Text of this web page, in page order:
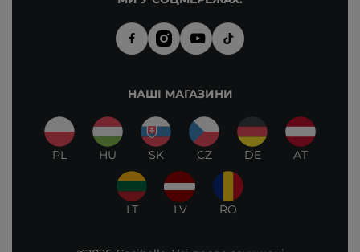
НАШІ МАГАЗИНИ
PL HU SK CZ DE AT
LT LV RO